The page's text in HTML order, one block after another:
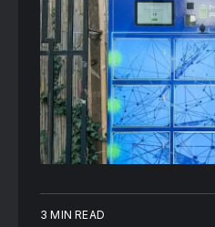
3 MIN READ